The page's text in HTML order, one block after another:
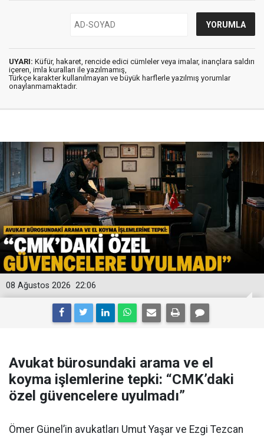
UYARI: Küfür, hakaret, rencide edici cümleler veya imalar, inançlara saldırı
içeren, imla kuralları ile yazılmamış,
Türkçe karakter kullanılmayan ve büyük harflerle yazılmış yorumlar
onaylanmamaktadır.
22:06
08 Ağustos 2026
Avukat bürosundaki arama ve el
koyma işlemlerine tepki: “CMK’daki
özel güvencelere uyulmadı”
Ömer Günel’in avukatları Umut Yaşar ve Ezgi Tezcan